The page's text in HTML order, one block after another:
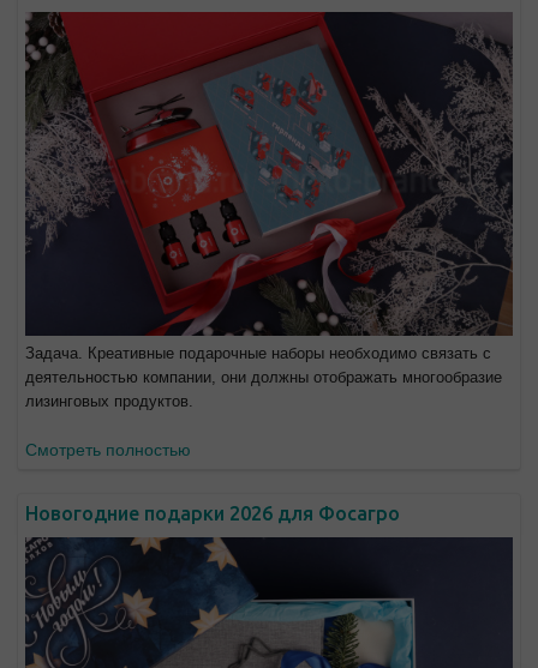
Задача. Креативные подарочные наборы необходимо связать с
деятельностью компании, они должны отображать многообразие
лизинговых продуктов.
Смотреть полностью
Новогодние подарки 2026 для Фосагро